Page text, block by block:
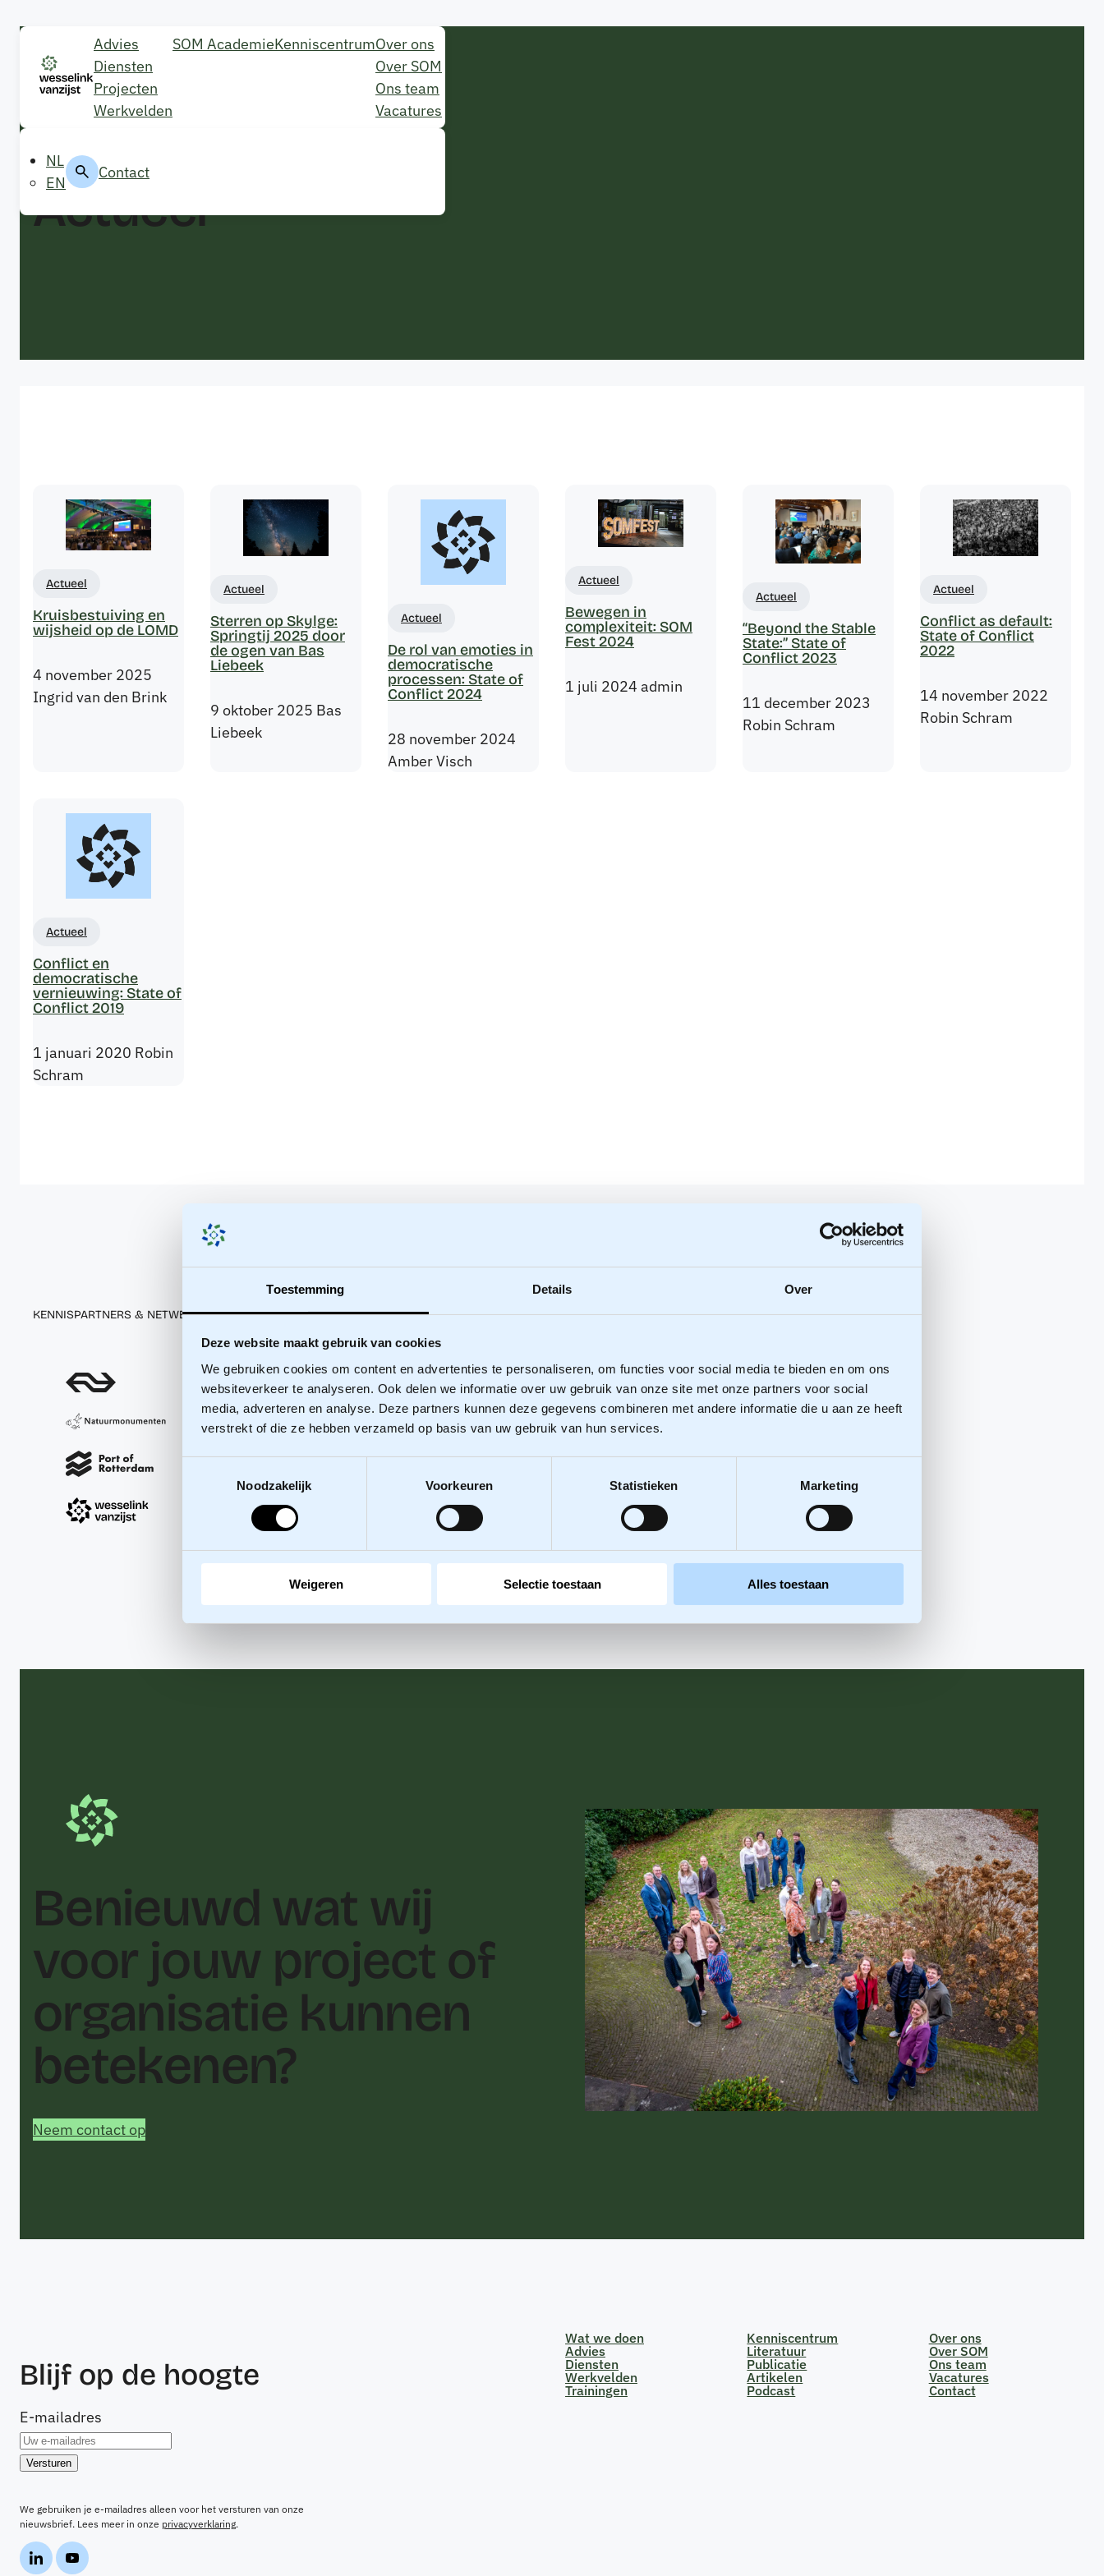
Toestemming Details Over
Deze website maakt gebruik van cookies
We gebruiken cookies om content en advertenties te personaliseren, om functies voor social media te bieden en om ons
websiteverkeer te analyseren. Ook delen we informatie over uw gebruik van onze site met onze partners voor social
media, adverteren en analyse. Deze partners kunnen deze gegevens combineren met andere informatie die u aan ze heeft
verstrekt of die ze hebben verzameld op basis van uw gebruik van hun services.
Noodzakelijk
Voorkeuren Statistieken Marketing
Weigeren Selectie toestaan Alles toestaan
Advies
Diensten
Projecten
Werkvelden
SOM AcademieKenniscentrumOver ons
Over SOM
Ons team
Vacatures
NL
EN
Contact
Actueel
Actueel
Kruisbestuiving en
wijsheid op de LOMD
4 november 2025
Ingrid van den Brink
Actueel
Sterren op Skylge:
Springtij 2025 door
de ogen van Bas
Liebeek
9 oktober 2025 Bas
Liebeek
Actueel
De rol van emoties in
democratische
processen: State of
Conflict 2024
28 november 2024
Amber Visch
Actueel
Bewegen in
complexiteit: SOM
Fest 2024
1 juli 2024 admin
Actueel
“Beyond the Stable
State:” State of
Conflict 2023
11 december 2023
Robin Schram
Actueel
Conflict as default:
State of Conflict
2022
14 november 2022
Robin Schram
Actueel
Conflict en
democratische
vernieuwing: State of
Conflict 2019
1 januari 2020 Robin
Schram
KENNISPARTNERS & NETWERKEN
Benieuwd wat wij
voor jouw project of
organisatie kunnen
betekenen?
Neem contact op
Blijf op de hoogte
E-mailadres
We gebruiken je e-mailadres alleen voor het versturen van onze
nieuwsbrief. Lees meer in onze privacyverklaring.
Wat we doen
Advies
Diensten
Werkvelden
Trainingen
Kenniscentrum
Literatuur
Publicatie
Artikelen
Podcast
Over ons
Over SOM
Ons team
Vacatures
Contact